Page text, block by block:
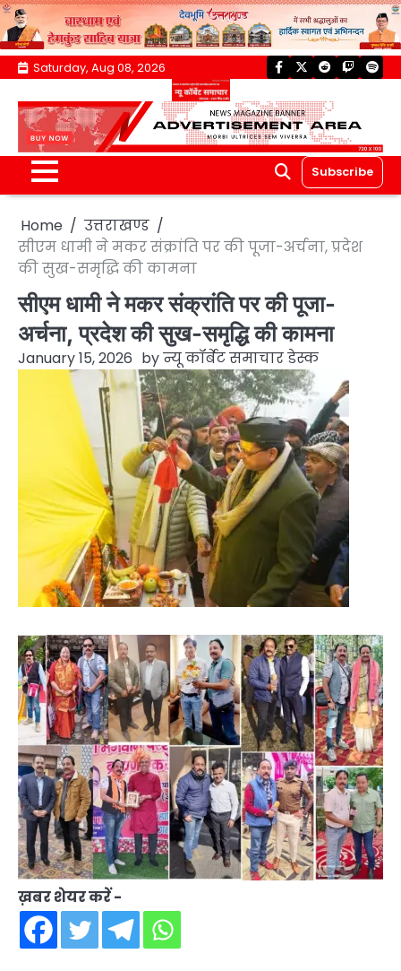
Skip
content
Saturday, Aug 08, 2026 facebook
twitterreddittwitch
Subscribe
Home
उत्तराखण्ड
सीएम धामी ने मकर संक्रांति पर की पूजा-अर्चना, प्रदेश
की सुख-समृद्धि की कामना
सीएम धामी ने मकर संक्रांति पर की पूजा-
अर्चना, प्रदेश की सुख-समृद्धि की कामना
January 15, 2026 byन्यू कॉर्बेट समाचार डेस्क
ख़बर शेयर करें -